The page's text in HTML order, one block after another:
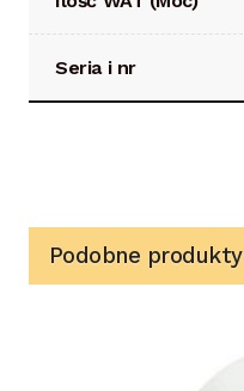
Seria i nr
Podobne produkty